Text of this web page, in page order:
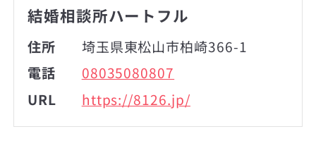
結婚相談所ハートフル
住所
埼玉県東松山市柏崎366-1
電話
08035080807
URL
https://8126.jp/